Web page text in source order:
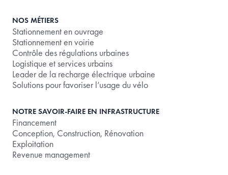
NOS MÉTIERS
Stationnement en ouvrage
Stationnement en voirie
Contrôle des régulations urbaines
Logistique et services urbains
Leader de la recharge électrique urbaine
Solutions pour favoriser l’usage du vélo
NOTRE SAVOIR-FAIRE EN INFRASTRUCTURE
Financement
Conception, Construction, Rénovation
Exploitation
Revenue management